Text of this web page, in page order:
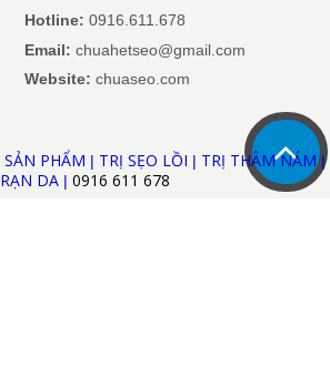
Hotline: 0916.611.678
Email:chuahetseo@gmail.com
Website: chuaseo.com
SẢN PHẨM | TRỊ SẸO LỒI | TRỊ THÂM NÁM|
RẠN DA | 0916 611 678